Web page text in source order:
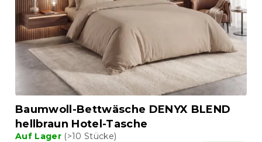
Baumwoll-Bettwäsche DENYX BLEND
hellbraun Hotel-Tasche
Auf Lager (>10 Stücke)